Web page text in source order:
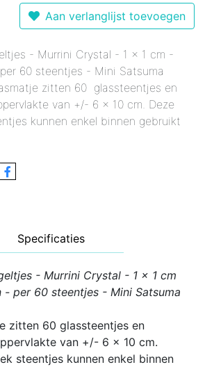
Aan verlanglijst toevoegen
- Murrini Crystal - 1 x 1 cm -
60 steentjes - Mini Satsuma
zitten 60 glassteentjes en
van +/- 6 x 10 cm. Deze
kunnen enkel binnen gebruikt
Specificaties
- Murrini Crystal - 1 x 1 cm
- per 60 steentjes - Mini Satsuma
zitten 60 glassteentjes en
van +/- 6 x 10 cm.
steentjes kunnen enkel binnen